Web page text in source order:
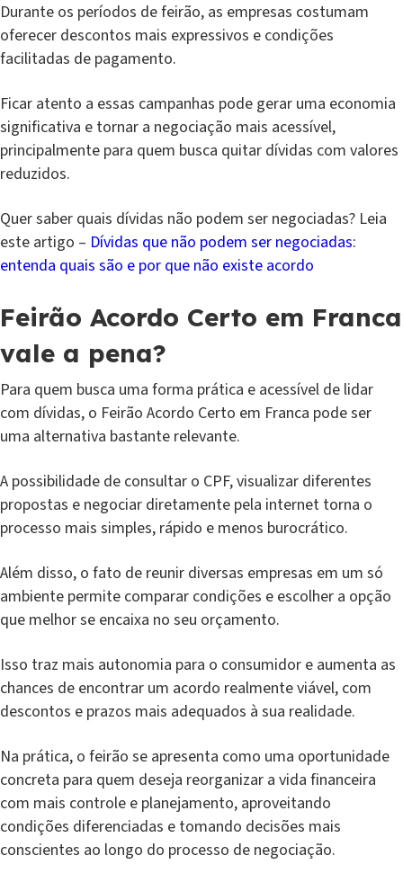
Durante os períodos de feirão, as empresas costumam
oferecer descontos mais expressivos e condições
facilitadas de pagamento.
Ficar atento a essas campanhas pode gerar uma economia
significativa e tornar a negociação mais acessível,
principalmente para quem busca quitar dívidas com valores
reduzidos.
Quer saber quais dívidas não podem ser negociadas? Leia
este artigo – Dívidas que não podem ser negociadas:
entenda quais são e por que não existe acordo
Feirão Acordo Certo em Franca
vale a pena?
Para quem busca uma forma prática e acessível de lidar
com dívidas, o Feirão Acordo Certo em Franca pode ser
uma alternativa bastante relevante.
A possibilidade de consultar o CPF, visualizar diferentes
propostas e negociar diretamente pela internet torna o
processo mais simples, rápido e menos burocrático.
Além disso, o fato de reunir diversas empresas em um só
ambiente permite comparar condições e escolher a opção
que melhor se encaixa no seu orçamento.
Isso traz mais autonomia para o consumidor e aumenta as
chances de encontrar um acordo realmente viável, com
descontos e prazos mais adequados à sua realidade.
Na prática, o feirão se apresenta como uma oportunidade
concreta para quem deseja reorganizar a vida financeira
com mais controle e planejamento, aproveitando
condições diferenciadas e tomando decisões mais
conscientes ao longo do processo de negociação.